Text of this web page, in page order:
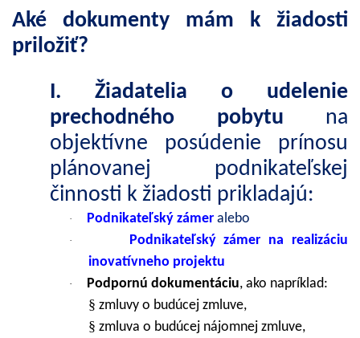
Aké dokumenty mám k žiadosti
priložiť?
I. Žiadatelia o udelenie
prechodného pobytu na
objektívne posúdenie prínosu
plánovanej podnikateľskej
činnosti k žiadosti prikladajú:
· Podnikateľský zámer alebo
·
Podnikateľský zámer na realizáciu
inovatívneho projektu
· Podpornú dokumentáciu, ako napríklad:
§ zmluvy o budúcej zmluve,
§ zmluva o budúcej nájomnej zmluve,